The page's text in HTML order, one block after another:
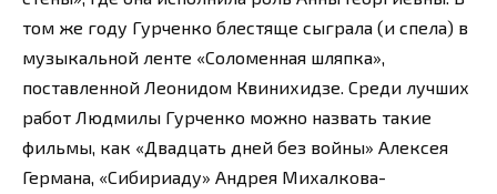
том же году Гурченко блестяще сыграла (и спела) в
музыкальной ленте «Соломенная шляпка»,
поставленной Леонидом Квинихидзе. Среди лучших
работ Людмилы Гурченко можно назвать такие
фильмы, как «Двадцать дней без войны» Алексея
Германа, «Сибириаду» Андрея Михалкова-